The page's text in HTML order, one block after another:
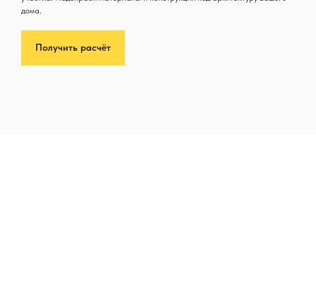
дома.
Получить расчёт